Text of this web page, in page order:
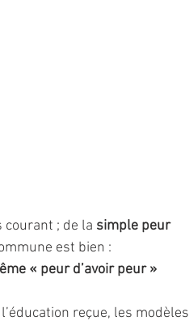
courant ; de la simple peur
est bien :
« peur d’avoir peur »
reçue, les modèles